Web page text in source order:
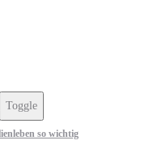
Toggle
so wichtig